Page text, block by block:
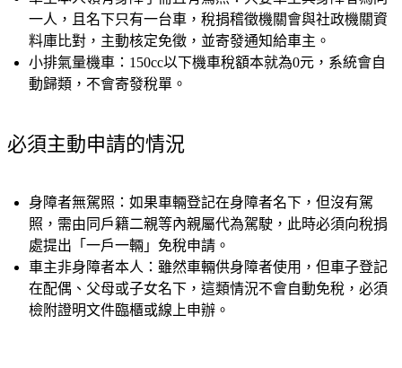
一人，且名下只有一台車，稅捐稽徵機關會與社政機關資
料庫比對，主動核定免徵，並寄發通知給車主。
小排氣量機車： 150cc以下機車稅額本就為0元，系統會自
動歸類，不會寄發稅單。
必須主動申請的情況
身障者無駕照： 如果車輛登記在身障者名下，但沒有駕
照，需由同戶籍二親等內親屬代為駕駛，此時必須向稅捐
處提出「一戶一輛」免稅申請。
車主非身障者本人： 雖然車輛供身障者使用，但車子登記
在配偶、父母或子女名下，這類情況不會自動免稅，必須
檢附證明文件臨櫃或線上申辦。